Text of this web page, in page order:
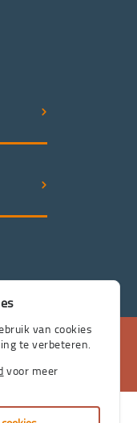
van cookies
te verbeteren.
voor meer